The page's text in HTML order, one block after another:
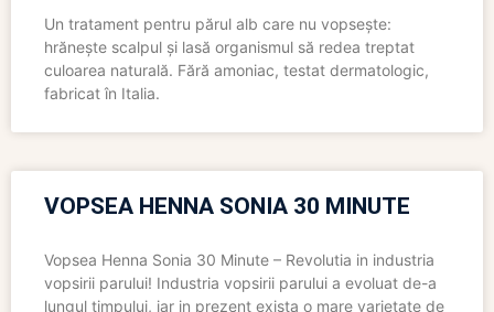
Un tratament pentru părul alb care nu vopsește:
hrănește scalpul și lasă organismul să redea treptat
culoarea naturală. Fără amoniac, testat dermatologic,
fabricat în Italia.
VOPSEA HENNA SONIA 30 MINUTE
Vopsea Henna Sonia 30 Minute – Revolutia in industria
vopsirii parului! Industria vopsirii parului a evoluat de-a
lungul timpului, iar in prezent exista o mare varietate de